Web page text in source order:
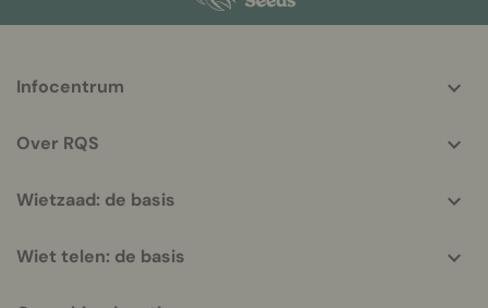
helpful
Infocentrum
Over RQS
Wietzaad: de basis
Wiet telen: de basis